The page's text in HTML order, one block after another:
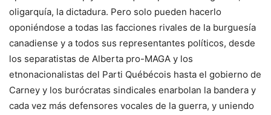
oligarquía, la dictadura. Pero solo pueden hacerlo
oponiéndose a todas las facciones rivales de la burguesía
canadiense y a todos sus representantes políticos, desde
los separatistas de Alberta pro-MAGA y los
etnonacionalistas del Parti Québécois hasta el gobierno de
Carney y los burócratas sindicales enarbolan la bandera y
cada vez más defensores vocales de la guerra, y uniendo